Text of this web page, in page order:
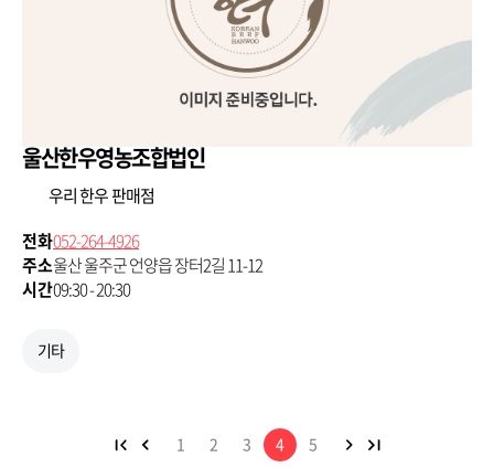
울산한우영농조합법인
우리 한우 판매점
전화052-264-4926
주소울산 울주군 언양읍 장터2길 11-12
시간09:30 - 20:30
기타
1 2 3 4 5